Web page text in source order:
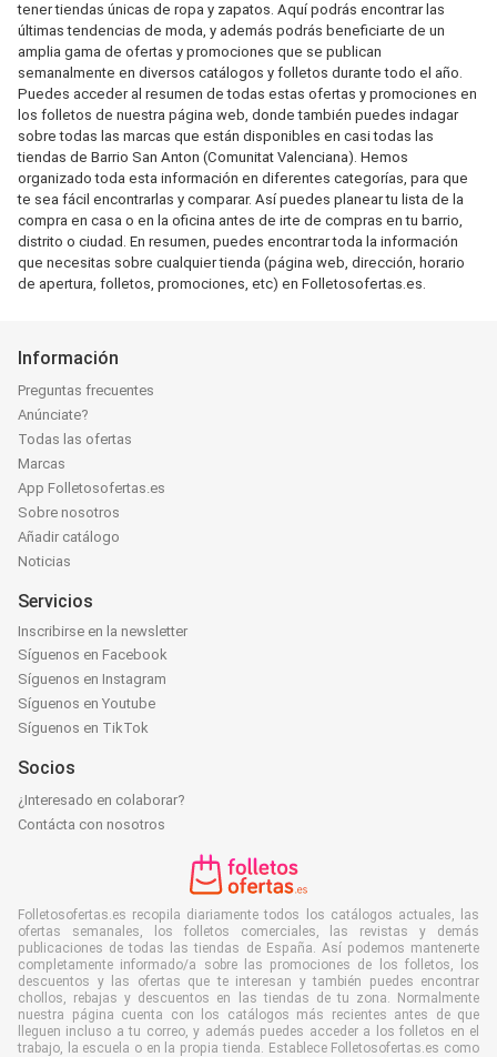
tener tiendas únicas de ropa y zapatos. Aquí podrás encontrar las
últimas tendencias de moda, y además podrás beneficiarte de un
amplia gama de ofertas y promociones que se publican
semanalmente en diversos catálogos y folletos durante todo el año.
Puedes acceder al resumen de todas estas ofertas y promociones en
los folletos de nuestra página web, donde también puedes indagar
sobre todas las marcas que están disponibles en casi todas las
tiendas de Barrio San Anton (Comunitat Valenciana). Hemos
organizado toda esta información en diferentes categorías, para que
te sea fácil encontrarlas y comparar. Así puedes planear tu lista de la
compra en casa o en la oficina antes de irte de compras en tu barrio,
distrito o ciudad. En resumen, puedes encontrar toda la información
que necesitas sobre cualquier tienda (página web, dirección, horario
de apertura, folletos, promociones, etc) en Folletosofertas.es.
Información
Preguntas frecuentes
Anúnciate?
Todas las ofertas
Marcas
App Folletosofertas.es
Sobre nosotros
Añadir catálogo
Noticias
Servicios
Inscribirse en la newsletter
Síguenos en Facebook
Síguenos en Instagram
Síguenos en Youtube
Síguenos en TikTok
Socios
¿Interesado en colaborar?
Contácta con nosotros
Folletosofertas.es recopila diariamente todos los catálogos actuales, las
ofertas semanales, los folletos comerciales, las revistas y demás
publicaciones de todas las tiendas de España. Así podemos mantenerte
completamente informado/a sobre las promociones de los folletos, los
descuentos y las ofertas que te interesan y también puedes encontrar
chollos, rebajas y descuentos en las tiendas de tu zona. Normalmente
nuestra página cuenta con los catálogos más recientes antes de que
lleguen incluso a tu correo, y además puedes acceder a los folletos en el
trabajo, la escuela o en la propia tienda. Establece Folletosofertas.es como